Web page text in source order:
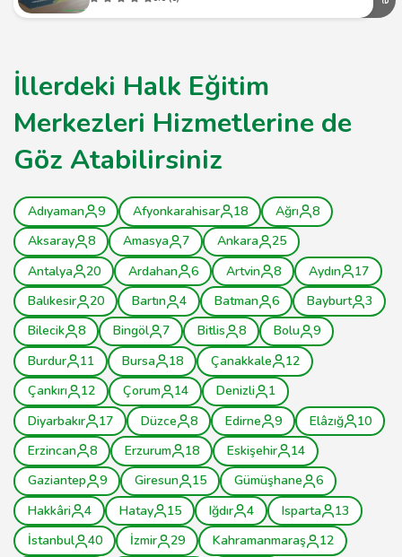
İllerdeki Halk Eğitim
Merkezleri Hizmetlerine de
Göz Atabilirsiniz
Adıyaman 9 Afyonkarahisar 18 Ağrı
8
Aksaray
8 Amasya 7 Ankara
25
Antalya
20 Ardahan 6 Artvin 8 Aydın
17
Balıkesir
20 Bartın 4 Batman 6 Bayburt
3
Bilecik
8 Bingöl 7 Bitlis 8 Bolu
9
Burdur
11 Bursa 18 Çanakkale
12
Çankırı
12 Çorum 14 Denizli
1
Diyarbakır
17 Düzce 8 Edirne 9 Elâzığ
10
Erzincan
8 Erzurum 18 Eskişehir
14
Gaziantep
9 Giresun 15 Gümüşhane
6
Hakkâri
4 Hatay 15 Iğdır 4 Isparta
13
İstanbul
40 İzmir 29 Kahramanmaraş
12